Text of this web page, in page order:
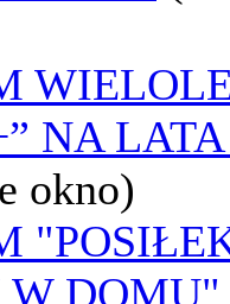
NA
okno)
W